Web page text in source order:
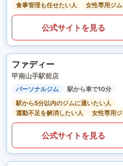
食事管理も任せたい人
女性専用ジ
公式サイトを見る
ファディー
甲南山手駅前店
パーソナルジム
駅から車で10分
駅から5分以内のジムに通いたい人
運動不足を解消したい人
女性専用
公式サイトを見る